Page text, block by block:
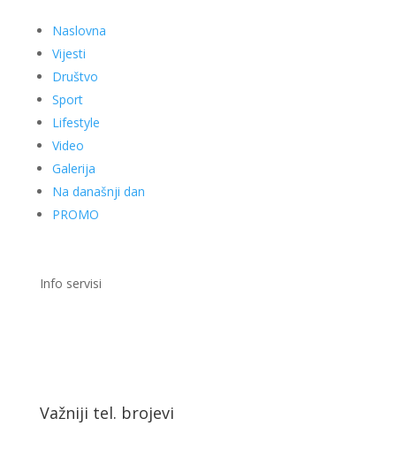
Naslovna
Vijesti
Društvo
Sport
Lifestyle
Video
Galerija
Na današnji dan
PROMO
Info servisi
Važniji tel. brojevi